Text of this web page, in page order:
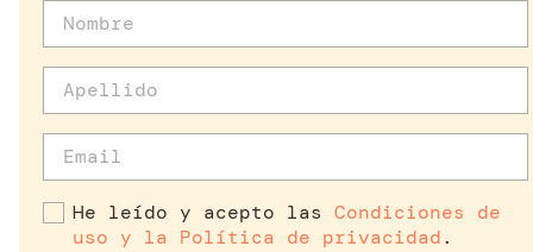
He leído y acepto las Condiciones de
uso y la Política de privacidad.